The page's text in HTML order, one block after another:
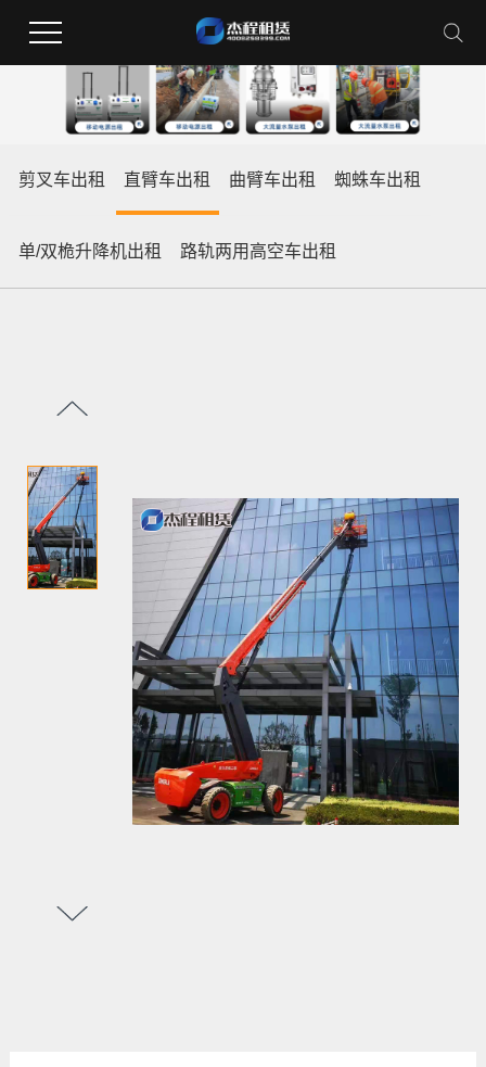
剪叉车出租 直臂车出租 曲臂车出租 蜘蛛车出租
单/双桅升降机出租 路轨两用高空车出租